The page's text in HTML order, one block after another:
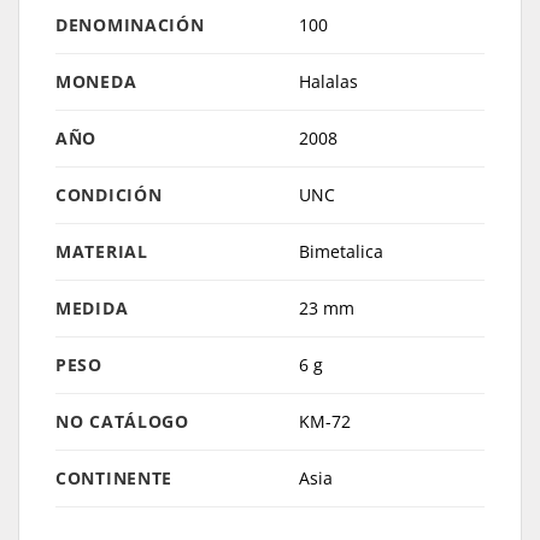
DENOMINACIÓN 100
MONEDA Halalas
AÑO 2008
CONDICIÓN UNC
MATERIAL Bimetalica
MEDIDA 23 mm
PESO 6 g
NO CATÁLOGO KM-72
CONTINENTE Asia